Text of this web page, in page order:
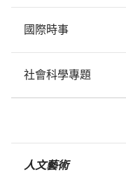
國際時事
社會科學專題
人文藝術